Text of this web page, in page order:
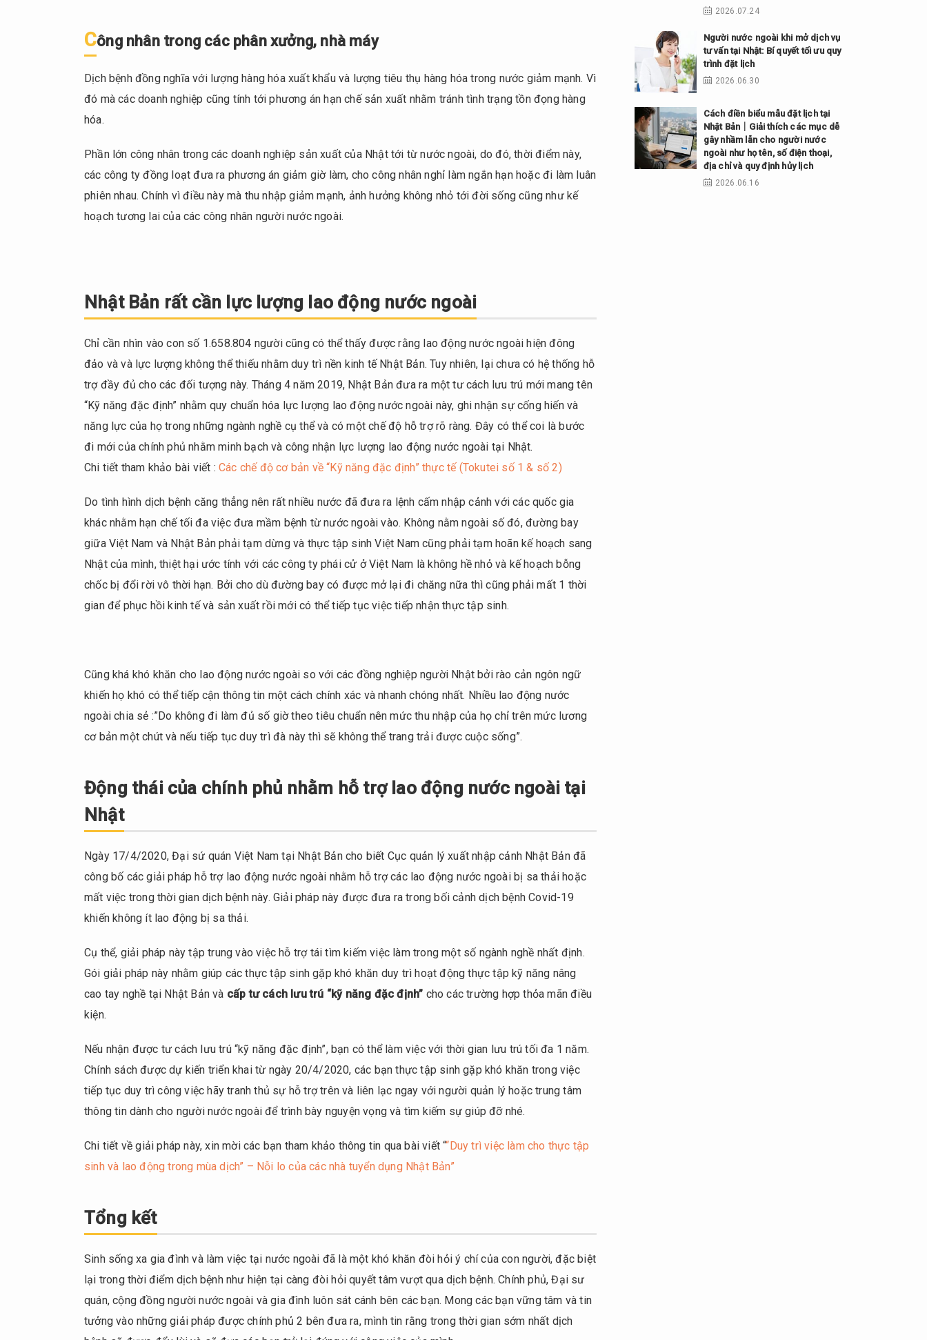
1.3.
nhân
trong
nhà
máy
2.
Nhật
lượng
lao
nước
ngoài
3.
Động
thái
của
phủ
hỗ
trợ
lao
nước
ngoài
tại
kết
Công nhân trong các phân xưởng, nhà máy
Dịch bệnh đồng nghĩa với lượng hàng hóa xuất khẩu và lượng tiêu thụ hàng hóa trong nước giảm mạnh. Vì
đó mà các doanh nghiệp cũng tính tới phương án hạn chế sản xuất nhằm tránh tình trạng tồn đọng hàng
hóa.
Phần lớn công nhân trong các doanh nghiệp sản xuất của Nhật tới từ nước ngoài, do đó, thời điểm này,
các công ty đồng loạt đưa ra phương án giảm giờ làm, cho công nhân nghỉ làm ngắn hạn hoặc đi làm luân
phiên nhau. Chính vì điều này mà thu nhập giảm mạnh, ảnh hưởng không nhỏ tới đời sống cũng như kế
hoạch tương lai của các công nhân người nước ngoài.
Nhật Bản rất cần lực lượng lao động nước ngoài
Chỉ cần nhìn vào con số 1.658.804 người cũng có thể thấy được rằng lao động nước ngoài hiện đông
đảo và và lực lượng không thể thiếu nhằm duy trì nền kinh tế Nhật Bản. Tuy nhiên, lại chưa có hệ thống hỗ
trợ đầy đủ cho các đối tượng này. Tháng 4 năm 2019, Nhật Bản đưa ra một tư cách lưu trú mới mang tên
“Kỹ năng đặc định” nhằm quy chuẩn hóa lực lượng lao động nước ngoài này, ghi nhận sự cống hiến và
năng lực của họ trong những ngành nghề cụ thể và có một chế độ hỗ trợ rõ ràng. Đây có thể coi là bước
đi mới của chính phủ nhằm minh bạch và công nhận lực lượng lao động nước ngoài tại Nhật.
Chi tiết tham khảo bài viết : Các chế độ cơ bản về “Kỹ năng đặc định” thực tế (Tokutei số 1 & số 2)
Do tình hình dịch bệnh căng thẳng nên rất nhiều nước đã đưa ra lệnh cấm nhập cảnh với các quốc gia
khác nhằm hạn chế tối đa việc đưa mầm bệnh từ nước ngoài vào. Không nằm ngoài số đó, đường bay
giữa Việt Nam và Nhật Bản phải tạm dừng và thực tập sinh Việt Nam cũng phải tạm hoãn kế hoạch sang
Nhật của mình, thiệt hại ước tính với các công ty phái cử ở Việt Nam là không hề nhỏ và kế hoạch bỗng
chốc bị đổi rời vô thời hạn. Bởi cho dù đường bay có được mở lại đi chăng nữa thì cũng phải mất 1 thời
gian để phục hồi kinh tế và sản xuất rồi mới có thể tiếp tục việc tiếp nhận thực tập sinh.
Cũng khá khó khăn cho lao động nước ngoài so với các đồng nghiệp người Nhật bởi rào cản ngôn ngữ
khiến họ khó có thể tiếp cận thông tin một cách chính xác và nhanh chóng nhất. Nhiều lao động nước
ngoài chia sẻ :”Do không đi làm đủ số giờ theo tiêu chuẩn nên mức thu nhập của họ chỉ trên mức lương
cơ bản một chút và nếu tiếp tục duy trì đà này thì sẽ không thể trang trải được cuộc sống”.
Động thái của chính phủ nhằm hỗ trợ lao động nước ngoài tại
Nhật
Ngày 17/4/2020, Đại sứ quán Việt Nam tại Nhật Bản cho biết Cục quản lý xuất nhập cảnh Nhật Bản đã
công bố các giải pháp hỗ trợ lao động nước ngoài nhằm hỗ trợ các lao động nước ngoài bị sa thải hoặc
mất việc trong thời gian dịch bệnh này. Giải pháp này được đưa ra trong bối cảnh dịch bệnh Covid-19
khiến không ít lao động bị sa thải.
Cụ thể, giải pháp này tập trung vào việc hỗ trợ tái tìm kiếm việc làm trong một số ngành nghề nhất định.
Gói giải pháp này nhằm giúp các thực tập sinh gặp khó khăn duy trì hoạt động thực tập kỹ năng nâng
cao tay nghề tại Nhật Bản và cấp tư cách lưu trú “kỹ năng đặc định” cho các trường hợp thỏa mãn điều
kiện.
Nếu nhận được tư cách lưu trú “kỹ năng đặc định”, bạn có thể làm việc với thời gian lưu trú tối đa 1 năm.
Chính sách được dự kiến triển khai từ ngày 20/4/2020, các bạn thực tập sinh gặp khó khăn trong việc
tiếp tục duy trì công việc hãy tranh thủ sự hỗ trợ trên và liên lạc ngay với người quản lý hoặc trung tâm
thông tin dành cho người nước ngoài để trình bày nguyện vọng và tìm kiếm sự giúp đỡ nhé.
Chi tiết về giải pháp này, xin mời các bạn tham khảo thông tin qua bài viết ““Duy trì việc làm cho thực tập
sinh và lao động trong mùa dịch” – Nỗi lo của các nhà tuyển dụng Nhật Bản”
Tổng kết
Sinh sống xa gia đình và làm việc tại nước ngoài đã là một khó khăn đòi hỏi ý chí của con người, đặc biệt
lại trong thời điểm dịch bệnh như hiện tại càng đòi hỏi quyết tâm vượt qua dịch bệnh. Chính phủ, Đại sư
quán, cộng đồng người nước ngoài và gia đình luôn sát cánh bên các bạn. Mong các bạn vững tâm và tin
tưởng vào những giải pháp được chính phủ 2 bên đưa ra, mình tin rằng trong thời gian sớm nhất dịch
2026.07.24
Người nước ngoài khi mở dịch vụ
tư vấn tại Nhật: Bí quyết tối ưu quy
trình đặt lịch
2026.06.30
Cách điền biểu mẫu đặt lịch tại
Nhật Bản｜Giải thích các mục dễ
gây nhầm lẫn cho người nước
ngoài như họ tên, số điện thoại,
địa chỉ và quy định hủy lịch
2026.06.16